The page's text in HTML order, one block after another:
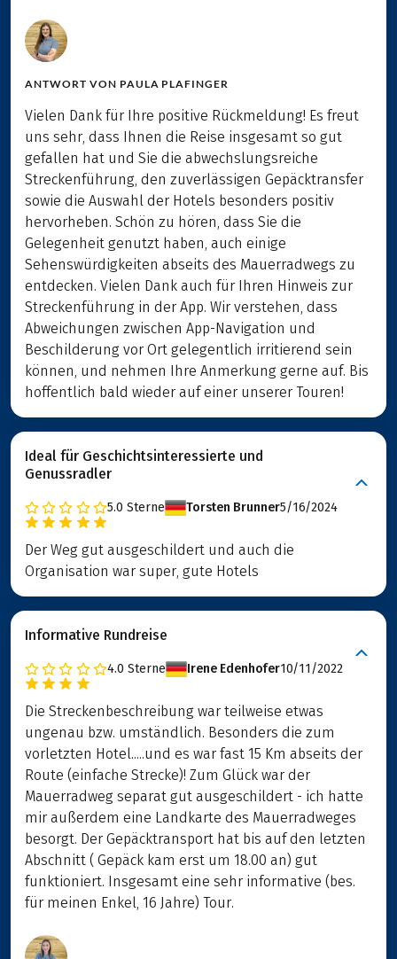
ANTWORT VON PAULA PLAFINGER
Vielen Dank für Ihre positive Rückmeldung! Es freut
uns sehr, dass Ihnen die Reise insgesamt so gut
gefallen hat und Sie die abwechslungsreiche
Streckenführung, den zuverlässigen Gepäcktransfer
sowie die Auswahl der Hotels besonders positiv
hervorheben. Schön zu hören, dass Sie die
Gelegenheit genutzt haben, auch einige
Sehenswürdigkeiten abseits des Mauerradwegs zu
entdecken. Vielen Dank auch für Ihren Hinweis zur
Streckenführung in der App. Wir verstehen, dass
Abweichungen zwischen App-Navigation und
Beschilderung vor Ort gelegentlich irritierend sein
können, und nehmen Ihre Anmerkung gerne auf. Bis
hoffentlich bald wieder auf einer unserer Touren!
Ideal für Geschichtsinteressierte und
Genussradler
5.0 Sterne Torsten Brunner5/16/2024
Der Weg gut ausgeschildert und auch die
Organisation war super, gute Hotels
Informative Rundreise
4.0 Sterne Irene Edenhofer10/11/2022
Die Streckenbeschreibung war teilweise etwas
ungenau bzw. umständlich. Besonders die zum
vorletzten Hotel.....und es war fast 15 Km abseits der
Route (einfache Strecke)! Zum Glück war der
Mauerradweg separat gut ausgeschildert - ich hatte
mir außerdem eine Landkarte des Mauerradweges
besorgt. Der Gepäcktransport hat bis auf den letzten
Abschnitt ( Gepäck kam erst um 18.00 an) gut
funktioniert. Insgesamt eine sehr informative (bes.
für meinen Enkel, 16 Jahre) Tour.